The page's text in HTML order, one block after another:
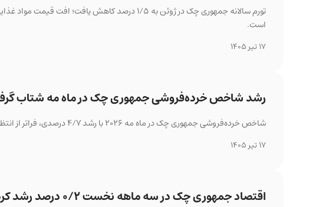
تورم سالانه جمهوری چک در ژوئن به ۱/۵ درصد کاهش
است.
17 تیر 1405
رشد شاخص خرده‌فروشی جمهوری چک در ماه مه شتاب
شاخص خرده‌فروشی جمهوری چک در ماه مه ۲۰۲۶ با رشد ۴/۷ درصدی، فراتر از انتظار بازار ظاهر شد و روندی شتاب‌گرفته را ثبت کرد.
17 تیر 1405
اقتصاد جمهوری چک در سه ماهه نخست ۰/۲ درصد رشد کرد